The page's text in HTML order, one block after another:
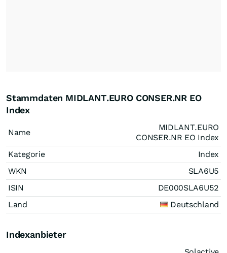
Stammdaten MIDLANT.EURO CONSER.NR EO
Index
Name
MIDLANT.EURO
CONSER.NR EO Index
Kategorie
Index
WKN
SLA6U5
ISIN
DE000SLA6U52
Land
Deutschland
Indexanbieter